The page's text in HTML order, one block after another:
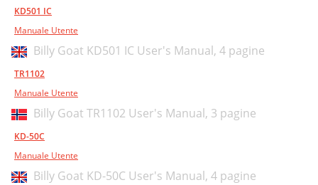
KD501 IC
Manuale Utente
Billy Goat KD501 IC User's Manual, 4 pagine
TR1102
Manuale Utente
Billy Goat TR1102 User's Manual, 3 pagine
KD-50C
Manuale Utente
Billy Goat KD-50C User's Manual, 4 pagine